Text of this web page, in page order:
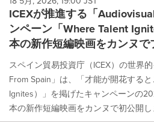
ICEXが推進する「
ンペーン「Where Talent
本の新作短編映画をカンヌで
スペイン貿易投資庁（ICEX）の世界
From Spain」は、「才能が開花する
Ignites）」を掲げたキャンペーンの
本の新作短編映画をカンヌで初公開し